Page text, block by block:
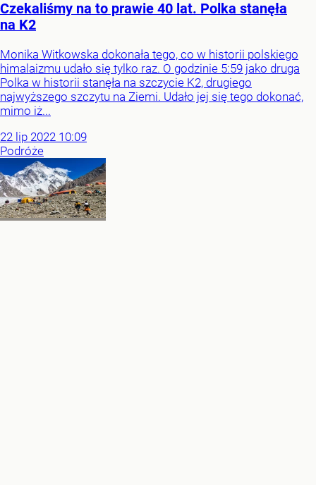
Czekaliśmy na to prawie 40 lat. Polka stanęła
na K2
Monika Witkowska dokonała tego, co w historii polskiego
himalaizmu udało się tylko raz. O godzinie 5:59 jako druga
Polka w historii stanęła na szczycie K2, drugiego
najwyższego szczytu na Ziemi. Udało jej się tego dokonać,
mimo iż...
22 lip 2022 10:09
Podróże